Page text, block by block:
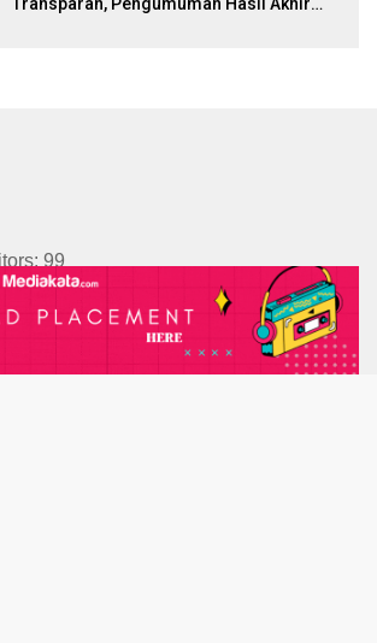
99
views: :99
:
98,980